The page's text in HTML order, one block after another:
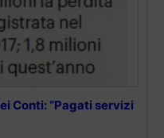
Conti: “Pagati servizi